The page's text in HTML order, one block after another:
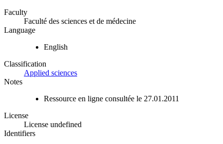
Faculty
Faculté des sciences et de médecine
Language
English
Classification
Applied sciences
Notes
Ressource en ligne consultée le 27.01.2011
License
License undefined
Identifiers